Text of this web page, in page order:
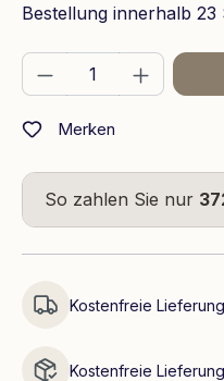
Bestellung innerhalb 23
Produkt Anzahl:
Merken
So zahlen Sie nur
Kostenfreie
Kostenfreie